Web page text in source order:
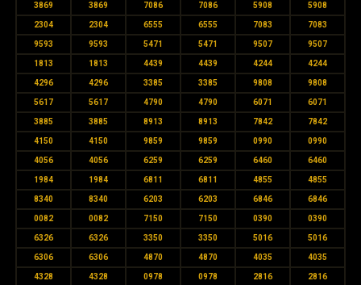
3869 3869 7086 7086 5908 5908
2304 2304 6555 6555 7083 7083
9593 9593 5471 5471 9507 9507
1813 1813 4439 4439 4244 4244
4296 4296 3385 3385 9808 9808
5617 5617 4790 4790 6071 6071
3885 3885 8913 8913 7842 7842
4150 4150 9859 9859 0990 0990
4056 4056 6259 6259 6460 6460
1984 1984 6811 6811 4855 4855
8340 8340 6203 6203 6846 6846
0082 0082 7150 7150 0390 0390
6326 6326 3350 3350 5016 5016
6306 6306 4870 4870 4035 4035
4328 4328 0978 0978 2816 2816